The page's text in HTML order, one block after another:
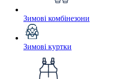
Зимові комбінезони
Зимові куртки